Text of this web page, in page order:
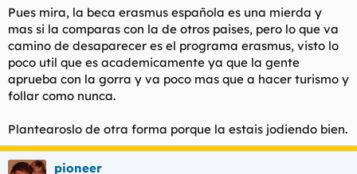
Pues mira, la beca erasmus española es una mierda y
mas si la comparas con la de otros paises, pero lo que va
camino de desaparecer es el programa erasmus, visto lo
poco util que es academicamente ya que la gente
aprueba con la gorra y va poco mas que a hacer turismo y
follar como nunca.
Plantearoslo de otra forma porque la estais jodiendo bien.
pioneer